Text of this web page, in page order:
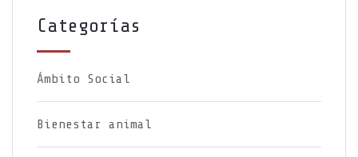
Categorías
Ámbito Social
Bienestar animal